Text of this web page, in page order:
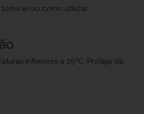
e/ou como utilizar
inferiores a 25ºC. Proteja da